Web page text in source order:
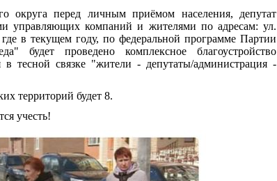
округа перед личным приёмом населения, депутат
управляющих компаний и жителями по адресам: ул.
в текущем году, по федеральной программе Партии
проведено комплексное благоустройство
тесной связке "жители - депутаты/администрация -
территорий будет 8.
учесть!